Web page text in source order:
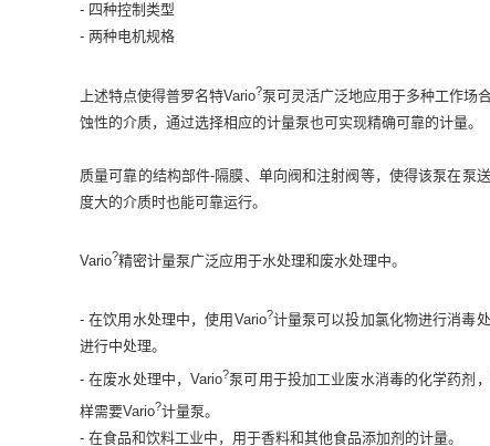
- 四种控制类型
- 两种电机规格
上述特点使得普罗名特Vario?泵可灵活广泛地应用于多种工作场
蚀性的介质，通过选择相应的计量泵也可实现精确可靠的计量。
质量可靠的结构部件-隔膜、单向阀和注射阀等，使得该泵在泵
度大的介质时也能可靠运行。
Vario?精密计量泵广泛应用于水处理和废水处理中。
- 在饮用水处理中，使用Vario?计量泵可以投加氯化物进行消毒
进行中处理。
- 在废水处理中，Vario?泵可用于投加工业废水消毒的化学药剂
样需要Vario?计量泵。
- 在食品和饮料工业中，用于香料和其他食品添加剂的计量。